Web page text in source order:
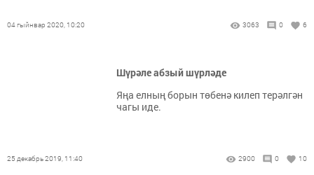
04 гыйнвар 2020, 10:20 3063 0 6
Шүрәле абзый шүрләде
Яңа елның борын төбенә килеп терәлгән
чагы иде.
25 декабрь 2019, 11:40 2900 0 10